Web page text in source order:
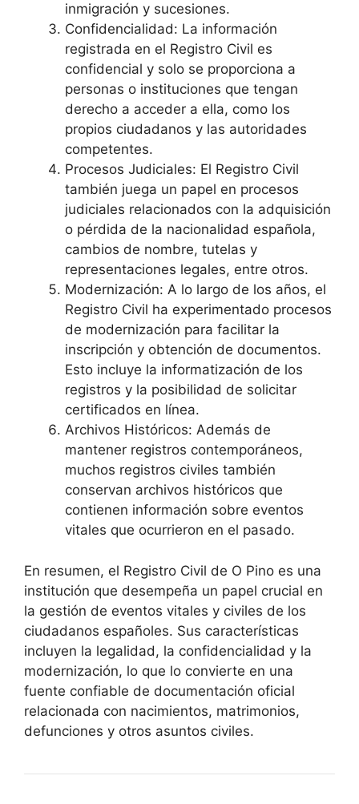
inmigración y sucesiones.
Confidencialidad: La información
registrada en el Registro Civil es
confidencial y solo se proporciona a
personas o instituciones que tengan
derecho a acceder a ella, como los
propios ciudadanos y las autoridades
competentes.
Procesos Judiciales: El Registro Civil
también juega un papel en procesos
judiciales relacionados con la adquisición
o pérdida de la nacionalidad española,
cambios de nombre, tutelas y
representaciones legales, entre otros.
Modernización: A lo largo de los años, el
Registro Civil ha experimentado procesos
de modernización para facilitar la
inscripción y obtención de documentos.
Esto incluye la informatización de los
registros y la posibilidad de solicitar
certificados en línea.
Archivos Históricos: Además de
mantener registros contemporáneos,
muchos registros civiles también
conservan archivos históricos que
contienen información sobre eventos
vitales que ocurrieron en el pasado.
En resumen, el Registro Civil de O Pino es una
institución que desempeña un papel crucial en
la gestión de eventos vitales y civiles de los
ciudadanos españoles. Sus características
incluyen la legalidad, la confidencialidad y la
modernización, lo que lo convierte en una
fuente confiable de documentación oficial
relacionada con nacimientos, matrimonios,
defunciones y otros asuntos civiles.